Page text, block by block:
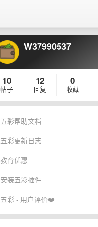
W37990537
10
帖子
12
回复
0
收藏
五彩帮助文档
五彩更新日志
教育优惠
安装五彩插件
五彩 - 用户评价❤️